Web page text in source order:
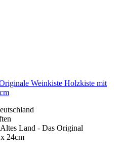
Weinkiste Holzkiste mit
Land - Das Original
24cm